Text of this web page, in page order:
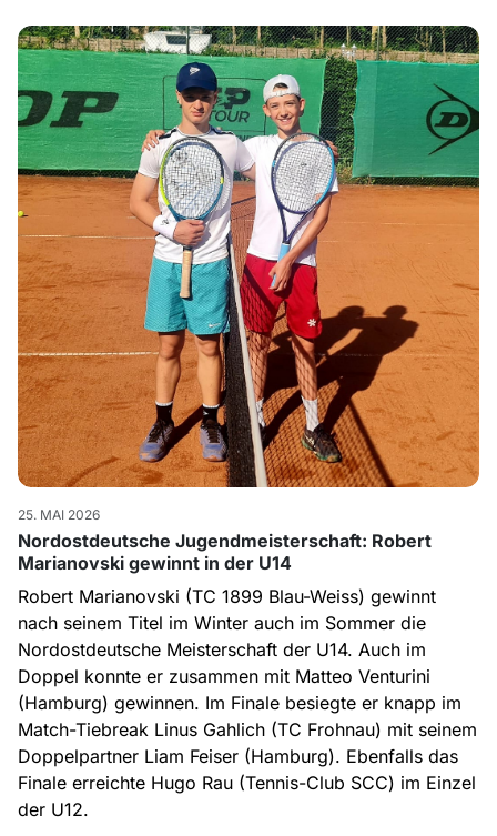
25. MAI 2026
Nordostdeutsche Jugendmeisterschaft: Robert
Marianovski gewinnt in der U14
Robert Marianovski (TC 1899 Blau-Weiss) gewinnt
nach seinem Titel im Winter auch im Sommer die
Nordostdeutsche Meisterschaft der U14. Auch im
Doppel konnte er zusammen mit Matteo Venturini
(Hamburg) gewinnen. Im Finale besiegte er knapp im
Match-Tiebreak Linus Gahlich (TC Frohnau) mit seinem
Doppelpartner Liam Feiser (Hamburg). Ebenfalls das
Finale erreichte Hugo Rau (Tennis-Club SCC) im Einzel
der U12.